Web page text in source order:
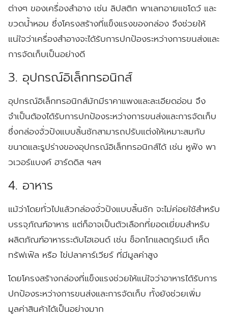
ต่างๆ ของเครื่องสำอาง เช่น ลิปสติก พาเลทอายแชโดว์ และ
ขวดน้ำหอม ซึ่งโครงสร้างที่แข็งแรงของกล่อง จึงช่วยให้
แน่ใจว่าเครื่องสำอางจะได้รับการปกป้องระหว่างการขนส่งและ
การจัดเก็บเป็นอย่างดี
3. อุปกรณ์อิเล็กทรอนิกส์
อุปกรณ์อิเล็กทรอนิกส์มักมีราคาแพงและละเอียดอ่อน จึง
จำเป็นต้องได้รับการปกป้องระหว่างการขนส่งและการจัดเก็บ
ซึ่งกล่องจั่วปังแบบลิ้นชักสามารถปรับแต่งให้เหมาะสมกับ
ขนาดและรูปร่างของอุปกรณ์อิเล็กทรอนิกส์ได้ เช่น หูฟัง พา
วเวอร์แบงค์ ฮาร์ดดิส ฯลฯ
4. อาหาร
แม้ว่าโดยทั่วไปแล้วกล่องจั่วปังแบบลิ้นชัก จะไม่ค่อยใช้สำหรับ
บรรจุภัณฑ์อาหาร แต่ก็อาจเป็นตัวเลือกที่ยอดเยี่ยมสำหรับ
ผลิตภัณฑ์อาหารระดับไฮเอนด์ เช่น ช็อกโกแลตกูร์เมต์ เห็ด
ทรัฟเฟิล หรือ ไข่ปลาคาร์เวียร์ ที่มีมูลค่าสูง
โดยโครงสร้างกล่องที่แข็งแรงช่วยให้แน่ใจว่าอาหารได้รับการ
ปกป้องระหว่างการขนส่งและการจัดเก็บ ทั้งยังช่วยเพิ่ม
มูลค่าสินค้าได้เป็นอย่างมาก